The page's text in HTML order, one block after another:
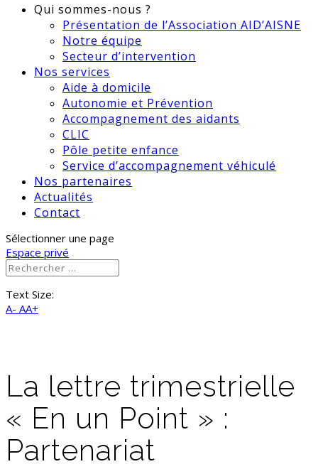
Qui sommes-nous ?
Présentation de l’Association AID’AISNE
Notre équipe
Secteur d’intervention
Nos services
Aide à domicile
Autonomie et Prévention
Accompagnement des aidants
CLIC
Pôle petite enfance
Service d’accompagnement véhiculé
Nos partenaires
Actualités
Contact
Sélectionner une page
Espace privé
Text Size:
A- AA+
La lettre trimestrielle
« En un Point » :
Partenariat